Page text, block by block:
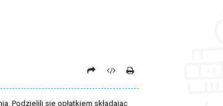
Podzielili się opłatkiem składając